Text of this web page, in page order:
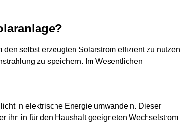
selbst erzeugten Solarstrom effizient zu nutzen
zu speichern. Im Wesentlichen
in elektrische Energie umwandeln. Dieser
ihn in für den Haushalt geeigneten Wechselstrom